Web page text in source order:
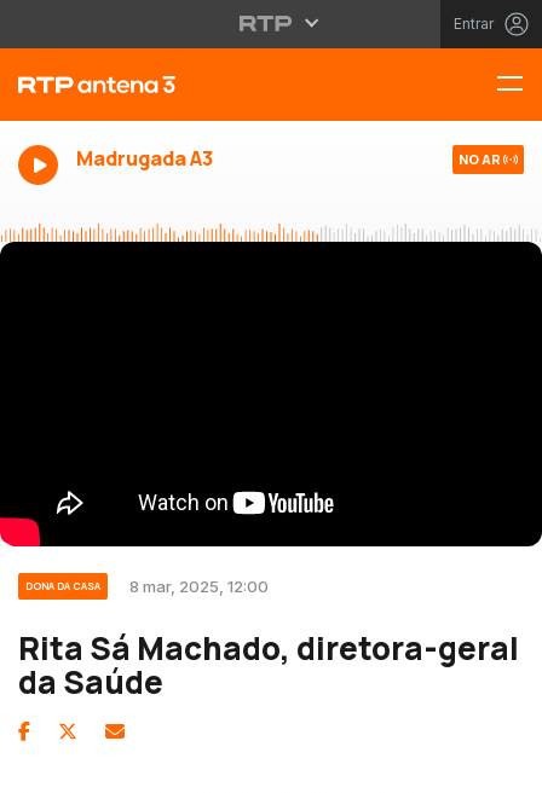
Entrar
Madrugada A3 NO AR
DONA DA CASA 8 mar, 2025, 12:00
Rita Sá Machado, diretora-geral
da Saúde